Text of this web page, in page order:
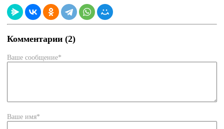
Комментарии (2)
Ваше сообщение*
Ваше имя*